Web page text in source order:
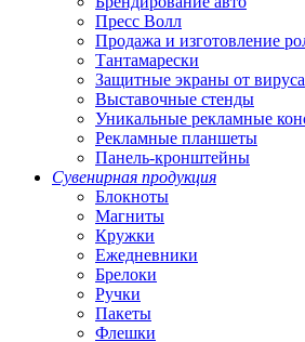
Пресс Волл
Продажа и изготовление
Тантамарески
Защитные экраны от вируса
Выставочные стенды
Уникальные рекламные
Рекламные планшеты
Панель-кронштейны
Сувенирная продукция
Блокноты
Магниты
Кружки
Ежедневники
Брелоки
Ручки
Пакеты
Флешки